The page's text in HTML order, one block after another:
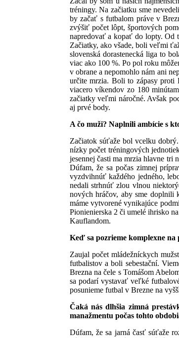
tréningy. Na začiatku sme
by začať s futbalom práve v
zvýšiť počet lôpt, športových
napredovať a kopať do lopty.Od
Začiatky, ako všade, boli veľmi
slovenská dorastenecká liga to
viac ako 100 %. Po pol roku
v obrane a nepomohlo nám ani
určite mrzia. Boli to zápasy proti
viacero víkendov zo 180
začiatky veľmi náročné. Avšak
aj prvé body.
A čo muži? Naplnili ambície s
Začiatok súťaže bol vcelku
nízky počet tréningových
jesennej časti ma mrzia hlavne tri
Dúfam, že sa počas zimnej
vyzdvihnúť každého jedného,
nedali strhnúť zlou vlnou
nových hráčov, aby sme doplnili
máme vytvorené vynikajúce
Pionienierska 2 či umelé ihrisko
Kauflandom.
Keď sa pozrieme komplexne
Zaujal počet mládežníckych
futbalistov a boli sebestační.
Brezna na čele s Tomášom
sa podarí vystavať veľké
posunieme futbal v Brezne na
Čaká nás dlhšia zimná
manažmentu počas tohto
Dúfam, že sa jarná časť súťaže